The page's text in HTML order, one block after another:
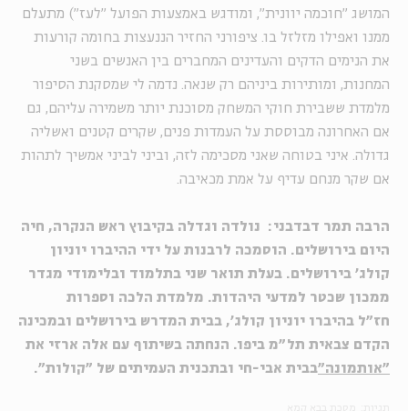
המושג "חוכמה יוונית", ומודגש באמצעות הפועל "לעז") מתעלם
ממנו ואפילו מזלזל בו. ציפורני החזיר הננעצות בחומה קורעות
את הנימים הדקים והעדינים המחברים בין האנשים בשני
המחנות, ומותירות ביניהם רק שנאה. נדמה לי שמסקנת הסיפור
מלמדת ששבירת חוקי המשחק מסוכנת יותר משמירה עליהם, גם
אם האחרונה מבוססת על העמדות פנים, שקרים קטנים ואשליה
גדולה. איני בטוחה שאני מסכימה לזה, וביני לביני אמשיך לתהות
אם שקר מנחם עדיף על אמת מכאיבה.
הרבה תמר דבדבני: נולדה וגדלה בקיבוץ ראש הנקרה, חיה
היום בירושלים. הוסמכה לרבנות על ידי ההיברו יוניון
קולג' בירושלים. בעלת תואר שני בתלמוד ובלימודי מגדר
ממכון שכטר למדעי היהדות. מלמדת הלכה וספרות
חז"ל בהיברו יוניון קולג', בבית המדרש בירושלים ובמכינה
הקדם צבאית תל"מ ביפו. הנחתה בשיתוף עם אלה ארזי את
"אותמונה"בבית אבי-חי ובתכנית העמיתים של "קולות".